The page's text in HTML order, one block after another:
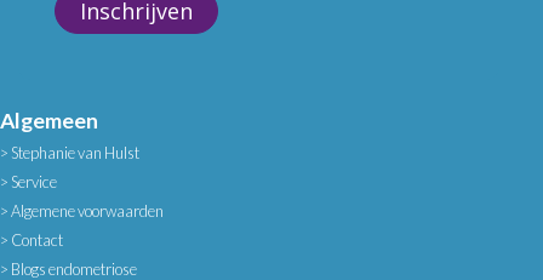
Inschrijven
Algemeen
Stephanie van Hulst
Service
Algemene voorwaarden
Contact
Blogs endometriose